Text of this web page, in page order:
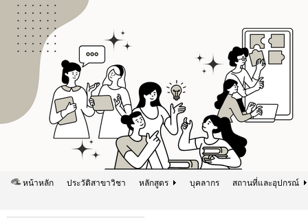
หน้าหลัก ประวัติสาขาวิชา หลักสูตร บุคลากร สถานที่และอุปกรณ์